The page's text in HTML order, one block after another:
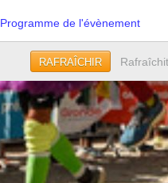
Programme de l'évènement
RAFRAÎCHIR